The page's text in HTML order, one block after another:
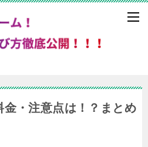
金・注意点は！？まとめ